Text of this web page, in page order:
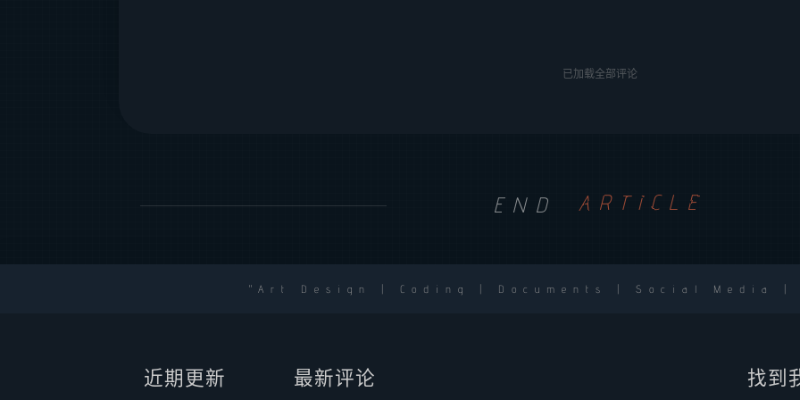
已加载全部评论
END ARTICLE
Art Design | Coding | Documents | Social Media |
近期更新 最新评论 找到